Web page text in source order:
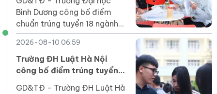
Bình Dương công bố điểm
chuẩn trúng tuyển 18 ngành
đào tạo, trong đó cao nhất
ngành Luật, Luật Kinh tế và
Dược học với 20 điểm.
2026-08-10 06:59
Trường ĐH Luật Hà Nội
công bố điểm trúng tuyển
GD&TĐ - Trường ĐH Luật Hà